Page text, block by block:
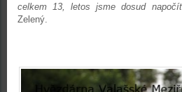
celkem 13, letos jsme dosud
Zelený.